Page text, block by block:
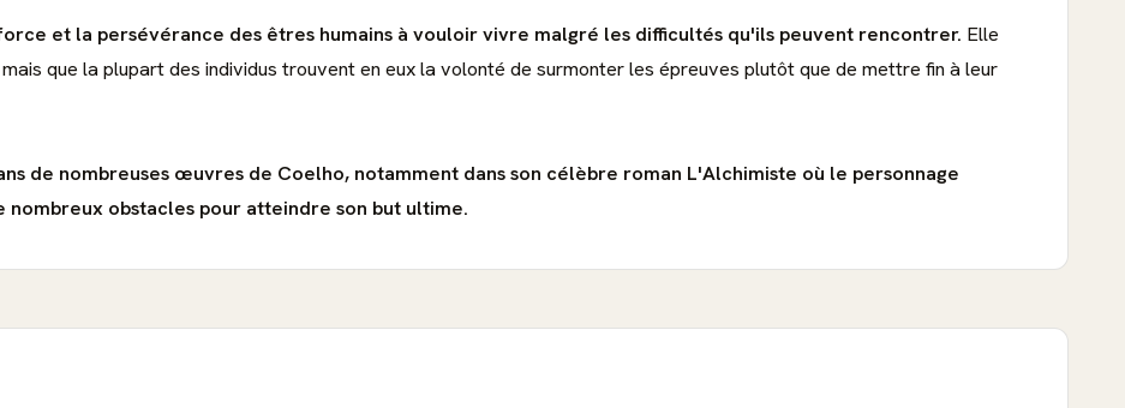
et la persévérance des êtres humains à vouloir vivre malgré les difficultés qu'ils peuvent rencontrer. Elle
que la plupart des individus trouvent en eux la volonté de surmonter les épreuves plutôt que de mettre fin à leur
de nombreuses œuvres de Coelho, notamment dans son célèbre roman L'Alchimiste où le personnage
obstacles pour atteindre son but ultime.